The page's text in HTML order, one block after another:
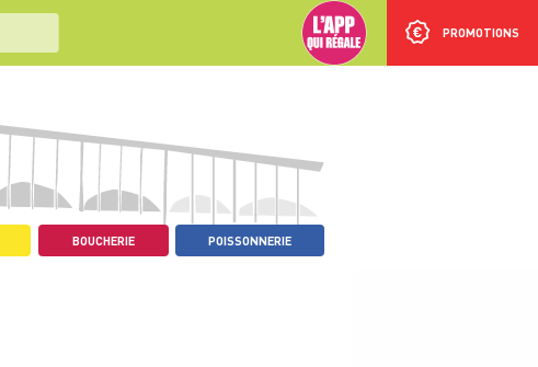
PROMOTIONS
BOUCHERIE POISSONNERIE